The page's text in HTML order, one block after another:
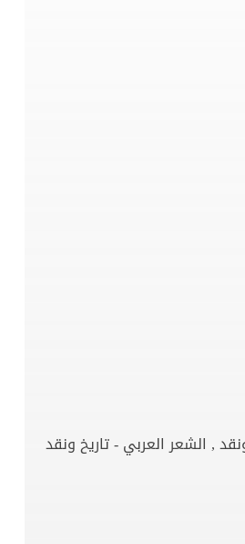
, الشعر العربي - تاريخ ونقد